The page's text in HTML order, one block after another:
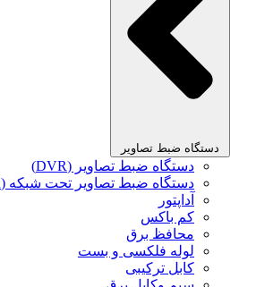
دستگاه ضبط تصاویر
دستگاه ضبط تصاویر (DVR)
دستگاه ضبط تصاویر تحت شبکه (NVR)
آداپتور
کم باکس
محافظ برق
لوله فلکسی و بست
کابل ترکیبی